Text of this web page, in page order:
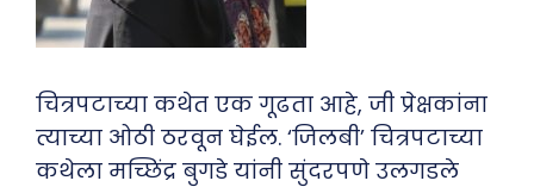
चित्रपटाच्या कथेत एक गूढता आहे, जी प्रेक्षकांना
त्याच्या ओठी ठरवून घेईल. ‘जिलबी’ चित्रपटाच्या
कथेला मच्छिंद्र बुगडे यांनी सुंदरपणे उलगडले